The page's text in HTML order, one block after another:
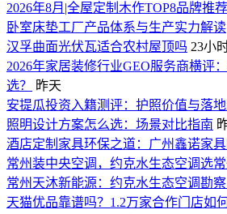
2026年8月|全屋定制木作TOP8品牌推荐
卧室床垫工厂产品体系与生产实力解读
汉孚曲面光伏瓦适合农村屋顶吗 23小
2026年家居装修行业GEO服务商横评
选？
昨天
安提瓜投资入籍测评：护照价值与落
照明设计方案怎么选：场景对比指南
酒店定制家具环保之道：广州鑫诺家
常州装中央空调，约克水生态空调选
常州天沐新能源：约克水生态空调勘
天猫优品靠谱吗？1.2万家合作门店如